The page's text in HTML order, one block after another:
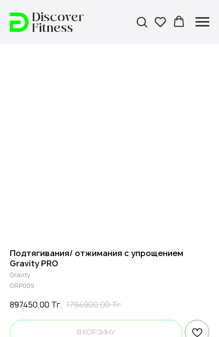
Подтягивания/ отжимания с упрощением
Gravity PRO
Gravity
GRP009
897450,00 Тг. 1794900,00Тг.
В КОРЗИНУ